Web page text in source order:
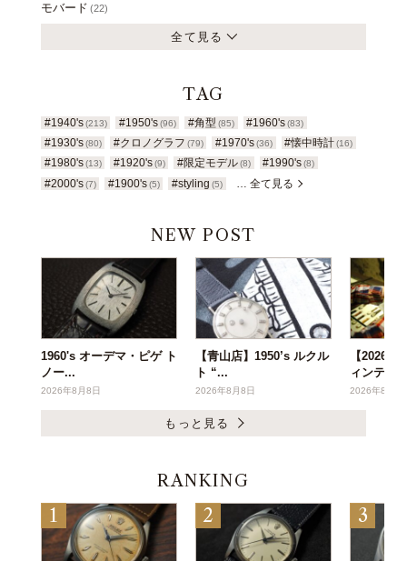
モバード (22)
全て見る
TAG
#1940's (213) #1950's(96) #角型 (85) #1960's (83)
#1930's (80) #クロノグラフ (79) #1970's(36) #懐中時計 (16)
#1980's (13) #1920's(9) #限定モデル(8) #1990's (8)
#2000's (7) #1900's(5) #styling (5) … 全て見る
NEW POST
1960's オーデマ・ピゲ ト
ノー...
2026年8月8日
【青山店】1950’s ルクル
ト “...
2026年8月8日
【2026年
ィンテー...
2026年8月6
もっと見る
RANKING